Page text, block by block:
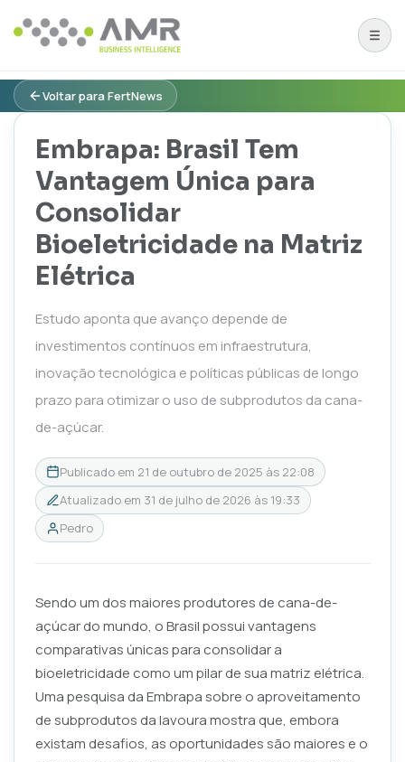
Voltar para FertNews
Embrapa: Brasil Tem
Vantagem Única para
Consolidar
Bioeletricidade na Matriz
Elétrica
Estudo aponta que avanço depende de
investimentos contínuos em infraestrutura,
inovação tecnológica e políticas públicas de longo
prazo para otimizar o uso de subprodutos da cana-
de-açúcar.
Publicado em 21 de outubro de 2025 às 22:08
Atualizado em 31 de julho de 2026 às 19:33
Pedro
Sendo um dos maiores produtores de cana-de-
açúcar do mundo, o Brasil possui vantagens
comparativas únicas para consolidar a
bioeletricidade como um pilar de sua matriz elétrica.
Uma pesquisa da Embrapa sobre o aproveitamento
de subprodutos da lavoura mostra que, embora
existam desafios, as oportunidades são maiores e o